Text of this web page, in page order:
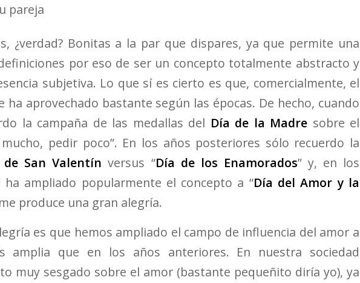
pareja
¿verdad? Bonitas a la par que dispares, ya que permite una
por eso de ser un concepto totalmente abstracto y
subjetiva. Lo que sí es cierto es que, comercialmente, el
ha aprovechado bastante según las épocas. De hecho, cuando
la campaña de las medallas del Día de la Madre sobre el
pedir poco”. En los años posteriores sólo recuerdo la
de San Valentín versus “Día de los Enamorados” y, en los
ampliado popularmente el concepto a “Día del Amor y la
produce una gran alegría.
es que hemos ampliado el campo de influencia del amor a
amplia que en los años anteriores. En nuestra sociedad
muy sesgado sobre el amor (bastante pequeñito diría yo), ya